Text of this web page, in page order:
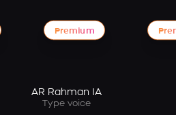
Premium
AR Rahman IA
Type voice